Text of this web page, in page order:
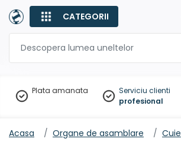
CATEGORII
Plata amanata
Serviciu clienti
profesional
Acasa Organe de asamblare Cuie